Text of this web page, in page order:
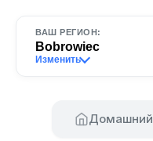
ВАШ РЕГИОН:
Bobrowiec
Изменить
Домашний